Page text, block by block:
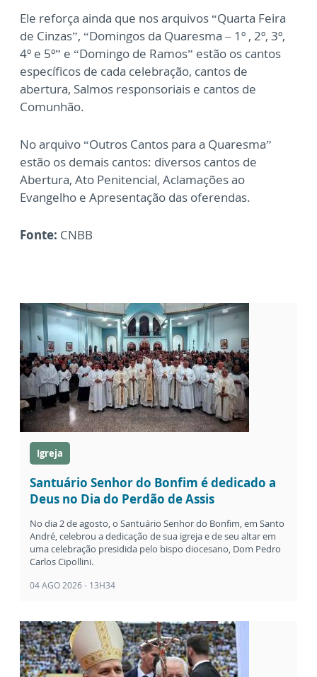
Ele reforça ainda que nos arquivos “Quarta Feira
de Cinzas”, “Domingos da Quaresma – 1º , 2º, 3º,
4º e 5º” e “Domingo de Ramos” estão os cantos
específicos de cada celebração, cantos de
abertura, Salmos responsoriais e cantos de
Comunhão.
No arquivo “Outros Cantos para a Quaresma”
estão os demais cantos: diversos cantos de
Abertura, Ato Penitencial, Aclamações ao
Evangelho e Apresentação das oferendas.
Fonte: CNBB
Igreja
Santuário Senhor do Bonfim é dedicado a
Deus no Dia do Perdão de Assis
No dia 2 de agosto, o Santuário Senhor do Bonfim, em Santo
André, celebrou a dedicação de sua igreja e de seu altar em
uma celebração presidida pelo bispo diocesano, Dom Pedro
Carlos Cipollini.
04 AGO 2026 - 13H34